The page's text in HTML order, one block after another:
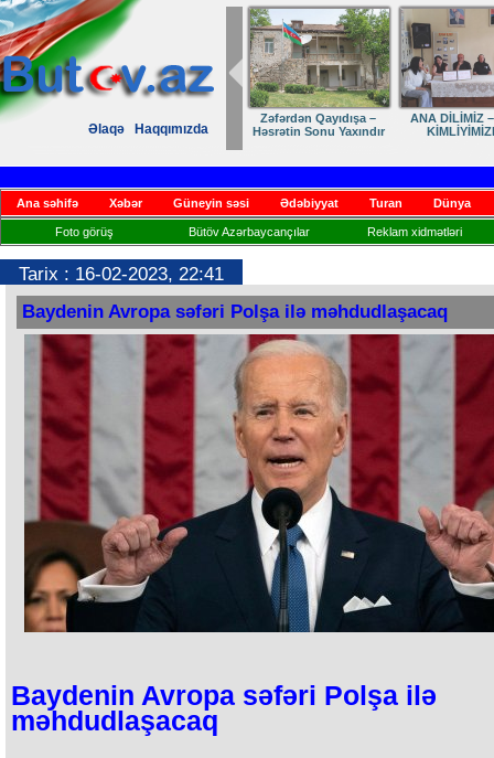
Əlaqə Haqqımızda
Zəfərdən Qayıdışa –
Həsrətin Sonu Yaxındır
ANA DİLİMİZ
Ana səhifə Xəbər Güneyin səsi Ədəbiyyat Turan Dünya
Foto görüş Bütöv Azərbaycançılar Reklam xidmətləri
Tarix : 16-02-2023, 22:41
Baydenin Avropa səfəri Polşa ilə məhdudlaşacaq
Baydenin Avropa səfəri Polşa ilə
məhdudlaşacaq